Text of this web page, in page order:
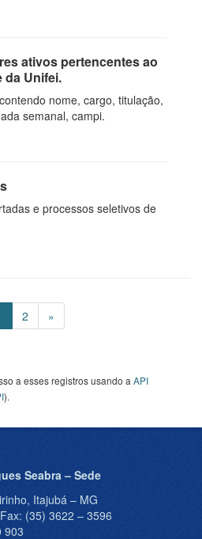
ativos pertencentes ao
da Unifei.
nome, cargo, titulação,
semanal, campi.
e processos seletivos de
2 »
a esses registros usando a API
).
Seabra – Sede
Itajubá – MG
(35) 3622 – 3596
903